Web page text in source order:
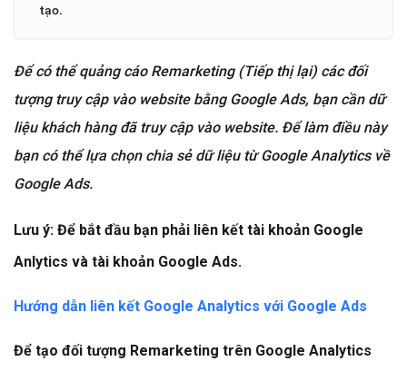
tạo.
Để có thể quảng cáo Remarketing (Tiếp thị lại) các đối
tượng truy cập vào website bằng Google Ads, bạn cần dữ
liệu khách hàng đã truy cập vào website. Để làm điều này
bạn có thể lựa chọn chia sẻ dữ liệu từ Google Analytics về
Google Ads.
Lưu ý: Để bắt đầu bạn phải liên kết tài khoản Google
Anlytics và tài khoản Google Ads.
Hướng dẫn liên kết Google Analytics với Google Ads
Để tạo đối tượng Remarketing trên Google Analytics